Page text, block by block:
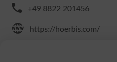
+49 8822 201456
https://hoerbis.com/